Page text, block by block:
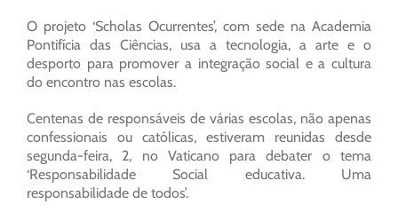
O projeto ‘Scholas Ocurrentes’, com sede na Academia
Pontifícia das Ciências, usa a tecnologia, a arte e o
desporto para promover a integração social e a cultura
do encontro nas escolas.
Centenas de responsáveis de várias escolas, não apenas
confessionais ou católicas, estiveram reunidas desde
segunda-feira, 2, no Vaticano para debater o tema
‘Responsabilidade Social educativa. Uma
responsabilidade de todos’.